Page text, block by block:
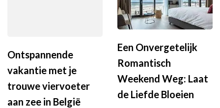
Ontspannende
vakantie met je
trouwe viervoeter
aan zee in België
Een Onvergetelijk
Romantisch
Weekend Weg: Laat
de Liefde Bloeien